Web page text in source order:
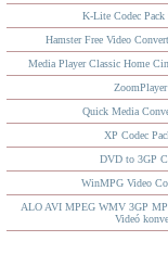
K-Lite Codec
Hamster Free Video
Media Player Classic Home
Quick Media
XP Codec
DVD to 3GP
WinMPG Video
ALO AVI MPEG WMV 3GP
Videó